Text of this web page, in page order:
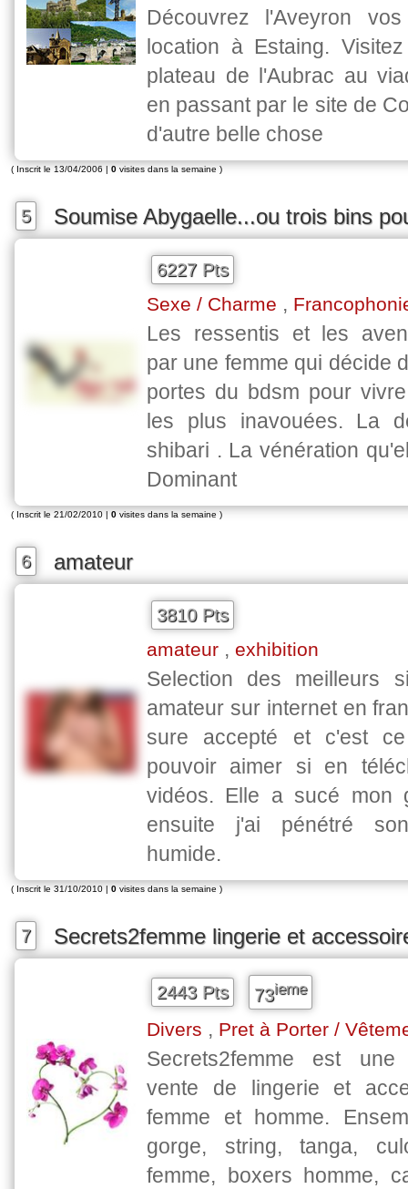
Découvrez l'Aveyron
location à Estaing.
plateau de l'Aubrac au
en passant par le site de
d'autre belle chose
( Inscrit le 13/04/2006 | 0 visites dans la semaine )
5 Soumise Abygaelle...ou trois bins
6227 Pts
Sexe / Charme ,
Les ressentis et les
par une femme qui décide
portes du bdsm pour
les plus inavouées. La
shibari . La vénération
Dominant
( Inscrit le 21/02/2010 | 0 visites dans la semaine )
6 amateur
3810 Pts
amateur , exhibition
Selection des meilleurs
amateur sur internet en
sure accepté et c'est
pouvoir aimer si en
vidéos. Elle a sucé mon
ensuite j'ai pénétré
humide.
( Inscrit le 31/10/2010 | 0 visites dans la semaine )
7 Secrets2femme lingerie et
2443 Pts 73ieme
Divers , Pret à Porter /
Secrets2femme est
vente de lingerie et
femme et homme.
gorge, string, tanga,
femme, boxers homme,